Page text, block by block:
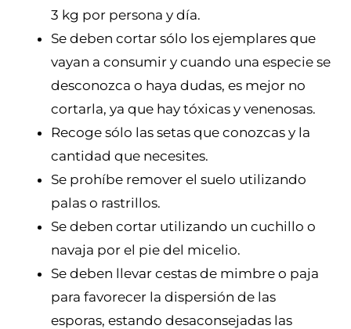
3 kg por persona y día.
Se deben cortar sólo los ejemplares que
vayan a consumir y cuando una especie se
desconozca o haya dudas, es mejor no
cortarla, ya que hay tóxicas y venenosas.
Recoge sólo las setas que conozcas y la
cantidad que necesites.
Se prohíbe remover el suelo utilizando
palas o rastrillos.
Se deben cortar utilizando un cuchillo o
navaja por el pie del micelio.
Se deben llevar cestas de mimbre o paja
para favorecer la dispersión de las
esporas, estando desaconsejadas las